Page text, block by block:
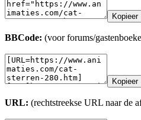
Kopieer
BBCode: (voor forums/
Kopieer
URL: (rechtstreekse URL naar de